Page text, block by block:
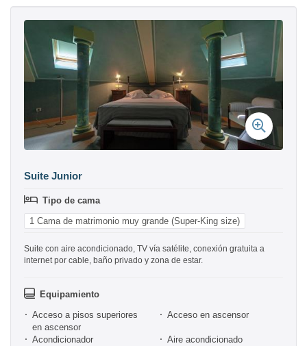
Suite Junior
Tipo de cama
1 Cama de matrimonio muy grande (Super-King size)
Suite con aire acondicionado, TV vía satélite, conexión gratuita a
internet por cable, baño privado y zona de estar.
Equipamiento
Acceso a pisos superiores
en ascensor
Acceso en ascensor
Acondicionador
Aire acondicionado